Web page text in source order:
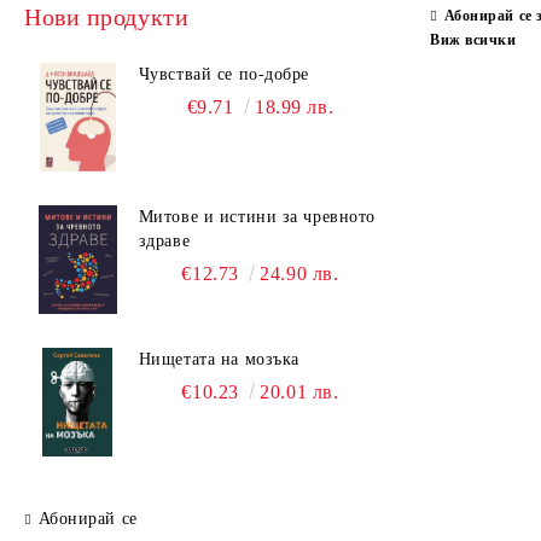
Нови продукти
Чувствай се по-добре
€9.71 18.99 лв.
Митове и истини за чревното
здраве
€12.73 24.90 лв.
Нищетата на мозъка
€10.23 20.01 лв.
Абонирай се
Абонирай се
Виж всички